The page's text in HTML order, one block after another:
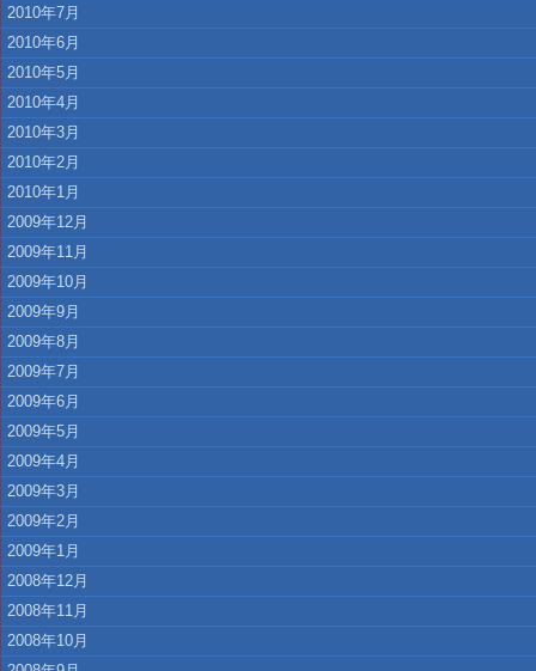
2010年7月
2010年6月
2010年5月
2010年4月
2010年3月
2010年2月
2010年1月
2009年12月
2009年11月
2009年10月
2009年9月
2009年8月
2009年7月
2009年6月
2009年5月
2009年4月
2009年3月
2009年2月
2009年1月
2008年12月
2008年11月
2008年10月